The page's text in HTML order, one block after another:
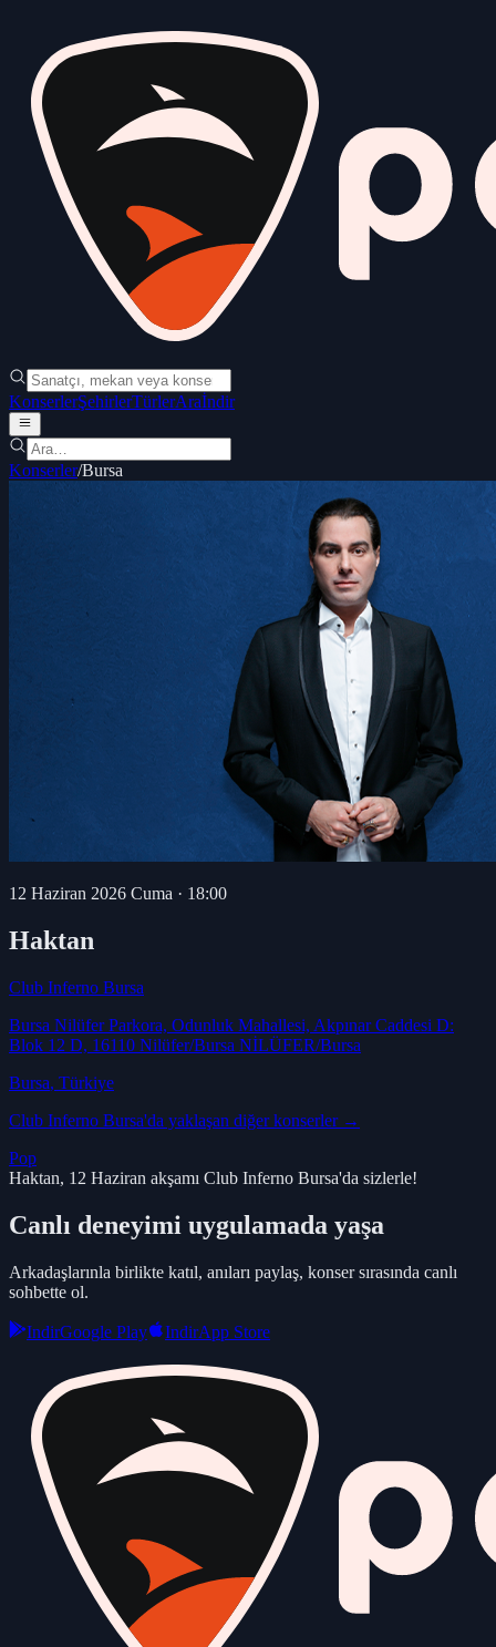
KonserlerŞehirlerTürlerAraİndir
Konserler/Bursa
12 Haziran 2026 Cuma · 18:00
Haktan
Club Inferno Bursa
Bursa Nilüfer Parkora, Odunluk Mahallesi, Akpınar Caddesi D:
Blok 12 D, 16110 Nilüfer/Bursa NİLÜFER/Bursa
Bursa, Türkiye
Club Inferno Bursa'da yaklaşan diğer konserler →
Pop
Haktan, 12 Haziran akşamı Club Inferno Bursa'da sizlerle!
Canlı deneyimi uygulamada yaşa
Arkadaşlarınla birlikte katıl, anıları paylaş, konser sırasında canlı
sohbette ol.
IndirGoogle Play IndirApp Store